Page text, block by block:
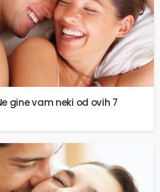
gine vam neki od ovih 7